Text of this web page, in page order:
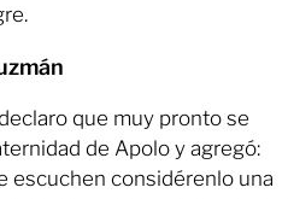
que muy pronto se
de Apolo y agregó:
escuchen considérenlo una